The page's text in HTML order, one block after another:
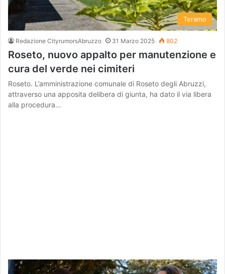
Teramo
Redazione CityrumorsAbruzzo 31 Marzo 2025 802
Roseto, nuovo appalto per manutenzione e
cura del verde nei cimiteri
Roseto. L’amministrazione comunale di Roseto degli Abruzzi,
attraverso una apposita delibera di giunta, ha dato il via libera
alla procedura…